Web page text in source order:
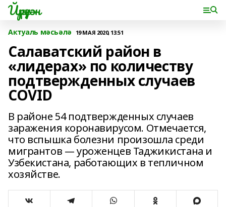
Йүрүҙән
Актуаль мәсьәлә 19 МАЯ 2020, 13:51
Салаватский район в
«лидерах» по количеству
подтвержденных случаев
COVID
В районе 54 подтвержденных случаев
заражения коронавирусом. Отмечается,
что вспышка болезни произошла среди
мигрантов — уроженцев Таджикистана и
Узбекистана, работающих в тепличном
хозяйстве.